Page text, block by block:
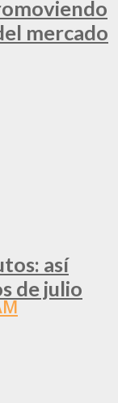
mercado
así
de julio